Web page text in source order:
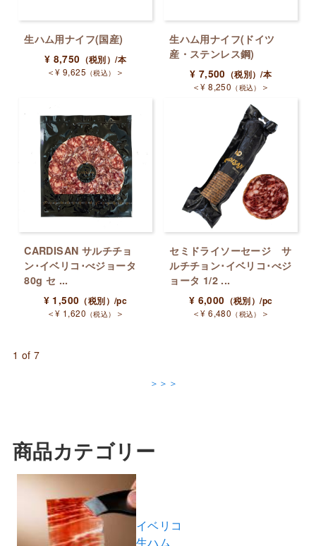
生ハム用ナイフ(国産)
¥ 8,750 （税別）/本
＜¥ 9,625 （税込） ＞
生ハム用ナイフ(ドイツ
産・ステンレス鋼)
¥ 7,500 （税別）/本
＜¥ 8,250 （税込） ＞
CARDISAN サルチチョ
ン･イベリコ･べジョータ
80g セ ...
¥ 1,500 （税別）/pc
＜¥ 1,620 （税込） ＞
セミドライソーセージ サ
ルチチョン･イベリコ･べジ
ョータ 1/2 ...
¥ 6,000 （税別）/pc
＜¥ 6,480 （税込） ＞
1 of 7
＞＞＞
商品カテゴリー
イベリコ
生ハム